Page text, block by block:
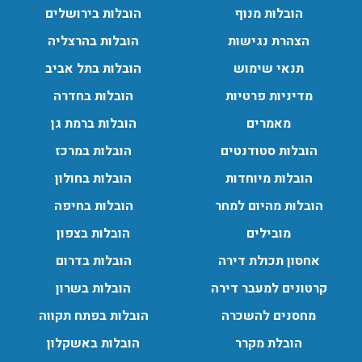
הובלות מנוף בפרדס חנה:
העברת פריטים כבדים עם מנוף בפרדס חנה ואפשרות הובלת
תכולת דירה שלמה עם מנוף.
הובלות מנוף
הצהרת נגישות
תנאי שימוש
מדיניות פרטיות
מאמרים
הובלות סטודנטים
הובלות מיוחדות
הובלות מהיום למחר
מובילים
אחסון תכולת דירה
קרטונים למעבר דירה
מחסנים להשכרה
הובלת מקרר
הובלות בירושלים
הובלות בהרצליה
הובלות בתל אביב
הובלות בחדרה
הובלות ברמת גן
הובלות במרכז
הובלות בחולון
הובלות בחיפה
הובלות בצפון
הובלות בדרום
הובלות בשרון
הובלות בפתח תקווה
הובלות באשקלון